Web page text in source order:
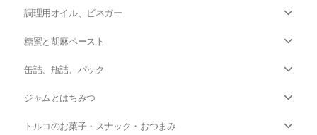
調理用オイル、ビネガー
糖蜜と胡麻ペースト
缶詰、瓶詰、パック
ジャムとはちみつ
トルコのお菓子・スナック・おつまみ